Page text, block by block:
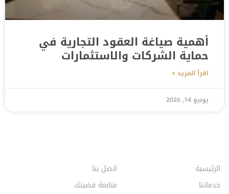
أهمية صياغة العقود التجارية في
حماية الشركات والاستثمارات
اقرأ المزيد »
يونيو 14, 2026
الرئيسية
خدماتنا
اتصل بنا
متابعة قضيتك